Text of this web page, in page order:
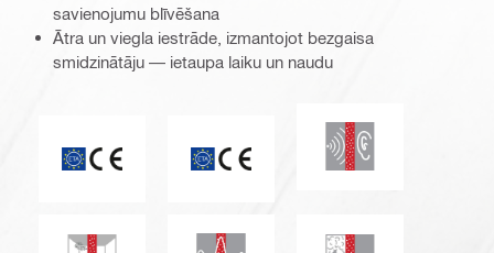
savienojumu blīvēšana
Ātra un viegla iestrāde, izmantojot bezgaisa
smidzinātāju — ietaupa laiku un naudu
ETA_CE_Logo_2to1 (3608215)
Skaņas izolācija
Izturība pret pelējumu un miltrasu
Seismiskā pretestībaDūmu un gāzu